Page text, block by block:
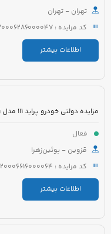
تهران - تهران
کد مزایده : 5220006286000047
اطلاعات بیشتر
فعال
قزوین - بوئین‌زهرا
کد مزایده : 5220006616000064
اطلاعات بیشتر